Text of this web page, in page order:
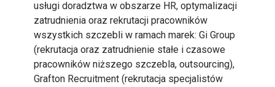
usługi doradztwa w obszarze HR, optymalizacji
zatrudnienia oraz rekrutacji pracowników
wszystkich szczebli w ramach marek: Gi Group
(rekrutacja oraz zatrudnienie stałe i czasowe
pracowników niższego szczebla, outsourcing),
Grafton Recruitment (rekrutacja specjalistów